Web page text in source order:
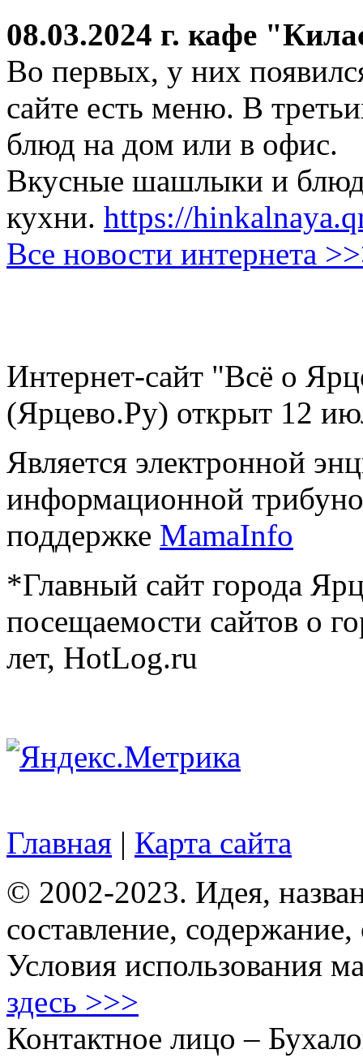
08.03.2024 г. кафе
Во первых, у них
сайте есть меню. В
блюд на дом или в офис.
Вкусные шашлыки и
кухни. https://
Все новости интернета
Интернет-сайт "Всё о
(Ярцево.Ру) открыт 12
Является электронной
информационной
поддержке MamaInfo
*Главный сайт города
посещаемости сайтов о
лет, HotLog.ru
Главная | Карта сайта
© 2002-2023. Идея,
составление,
Условия использования
здесь >>>
Контактное лицо –